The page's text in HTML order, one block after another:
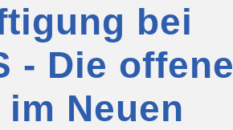
bei
- Die offene
Neuen